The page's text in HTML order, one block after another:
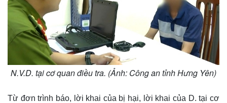
N.V.D. tại cơ quan điều tra. (Ảnh: Công an tỉnh Hưng Yên)
Từ đơn trình báo, lời khai của bị hại, lời khai của D. tại cơ